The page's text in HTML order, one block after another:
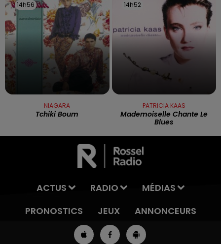
14h56
14h56
NIAGARA
Tchiki Boum
14h52
14h52
PATRICIA KAAS
Mademoiselle Chante Le
Blues
ACTUS RADIO
MÉDIAS
PRONOSTICS
JEUX ANNONCEURS